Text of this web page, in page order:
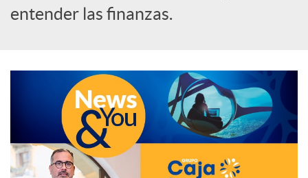
s
S
o
c
entender las finanzas.